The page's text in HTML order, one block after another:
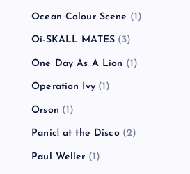
Ocean Colour Scene (1)
Oi-SKALL MATES (3)
One Day As A Lion (1)
Operation Ivy(1)
Orson (1)
Panic! at the Disco(2)
Paul Weller (1)